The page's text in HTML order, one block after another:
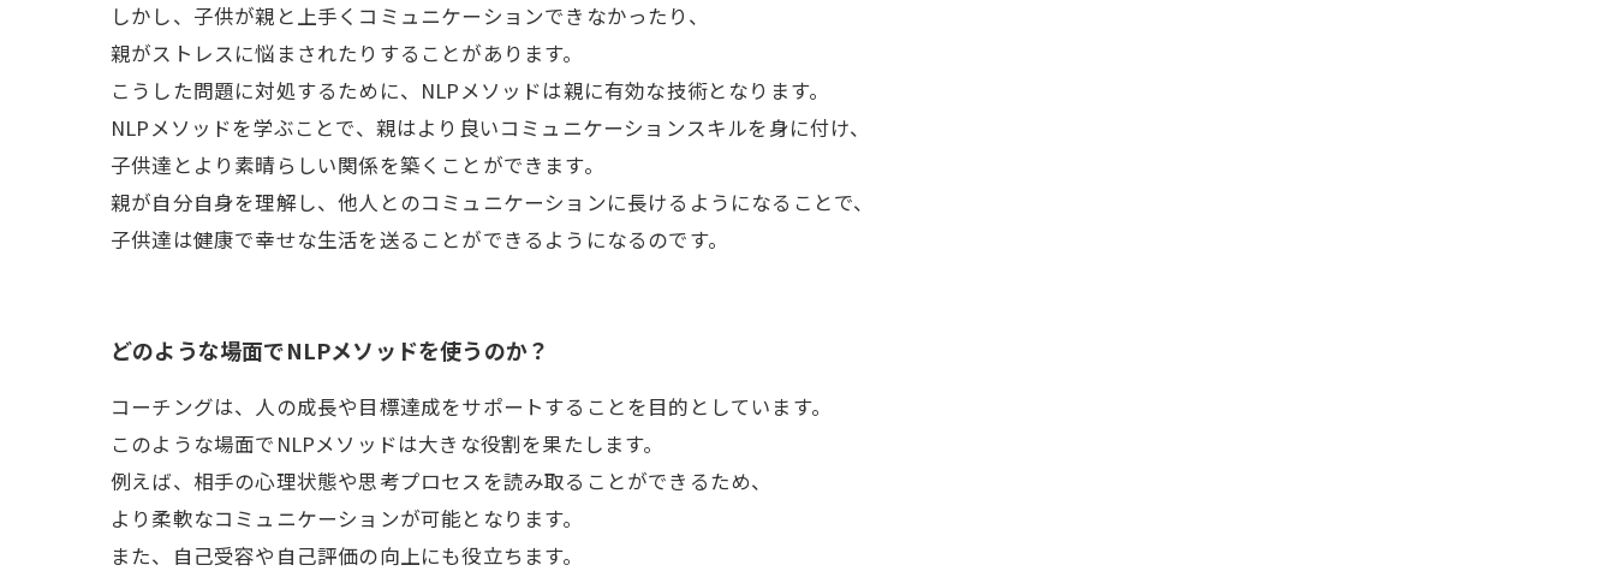
しかし、子供が親と上手くコミュニケーションできなかったり、
親がストレスに悩まされたりすることがあります。
こうした問題に対処するために、NLPメソッドは親に有効な技術となります。
NLPメソッドを学ぶことで、親はより良いコミュニケーションスキルを身に付け、
子供達とより素晴らしい関係を築くことができます。
親が自分自身を理解し、他人とのコミュニケーションに長けるようになることで、
子供達は健康で幸せな生活を送ることができるようになるのです。
どのような場面でNLPメソッドを使うのか？
コーチングは、人の成長や目標達成をサポートすることを目的としています。
このような場面でNLPメソッドは大きな役割を果たします。
例えば、相手の心理状態や思考プロセスを読み取ることができるため、
より柔軟なコミュニケーションが可能となります。
また、自己受容や自己評価の向上にも役立ちます。